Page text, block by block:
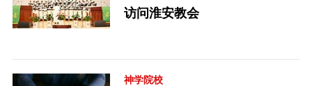
访问淮安教会
神学院校